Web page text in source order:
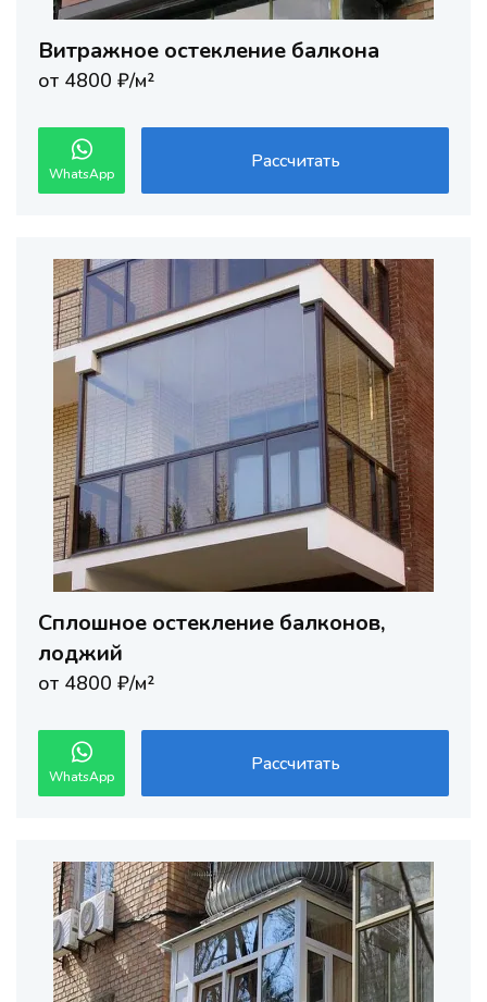
Витражное остекление балкона
от 4800 ₽/м²
WhatsApp
Рассчитать
Сплошное остекление балконов,
лоджий
от 4800 ₽/м²
WhatsApp
Рассчитать